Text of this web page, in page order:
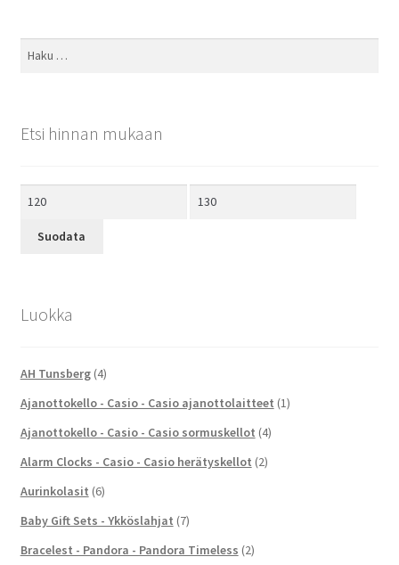
Haku:
Etsi hinnan mukaan
Suodata
Luokka
AH Tunsberg (4)
Ajanottokello - Casio - Casio ajanottolaitteet (1)
Ajanottokello - Casio - Casio sormuskellot (4)
Alarm Clocks - Casio - Casio herätyskellot (2)
Aurinkolasit (6)
Baby Gift Sets - Ykköslahjat (7)
Bracelest - Pandora - Pandora Timeless (2)